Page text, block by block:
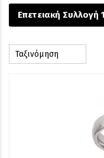
Επετειακή Συλλογή